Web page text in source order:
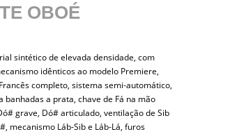
OBOÉ
sintético de elevada densidade, com
idênticos ao modelo Premiere,
completo, sistema semi-automático,
banhadas a prata, chave de Fá na mão
grave, Dó# articulado, ventilação de Sib
mecanismo Láb-Sib e Láb-Lá, furos